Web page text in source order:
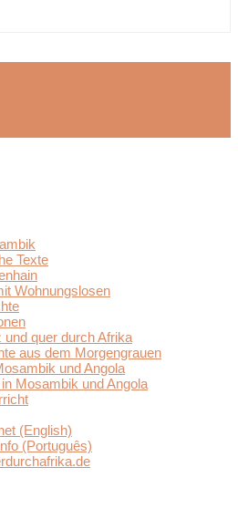
Texte
Wohnungslosen
und quer durch Afrika
aus dem Morgengrauen
und Angola
Mosambik und Angola
(English)
(Português)